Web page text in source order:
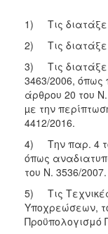
1) Τις
2) Τις
3) Τις
3463/2006, όπως
άρθρου 20 του
µε την
4412/2016.
4) Την παρ. 4
όπως
του Ν. 3536/2007.
5) Τις
Υποχρεώσεων,
Προϋπολογισμό